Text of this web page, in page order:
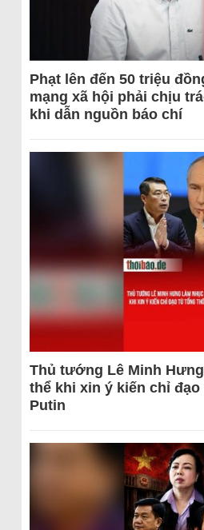
Phạt lên đến 50 triệu
mạng xã hội phải chịu
khi dẫn nguồn báo chí
Thủ tướng Lê Minh
thể khi xin ý kiến chỉ
Putin